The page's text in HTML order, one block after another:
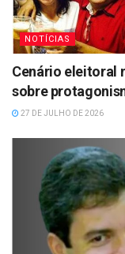
NOTÍCIAS
Cenário eleitoral
sobre
27 DE JULHO DE 2026